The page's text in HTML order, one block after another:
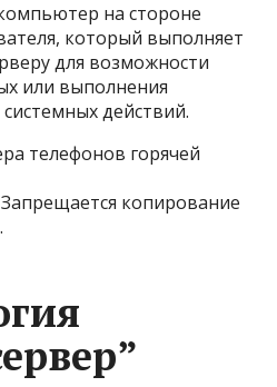
на стороне
который выполняет
для возможности
или выполнения
действий.
телефонов горячей
копирование